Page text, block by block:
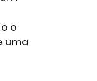
o
uma